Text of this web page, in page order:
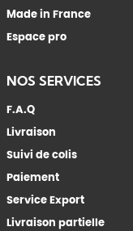
Made in France
Espace pro
NOS SERVICES
F.A.Q
Livraison
Suivi de colis
Paiement
Service Export
Livraison partielle